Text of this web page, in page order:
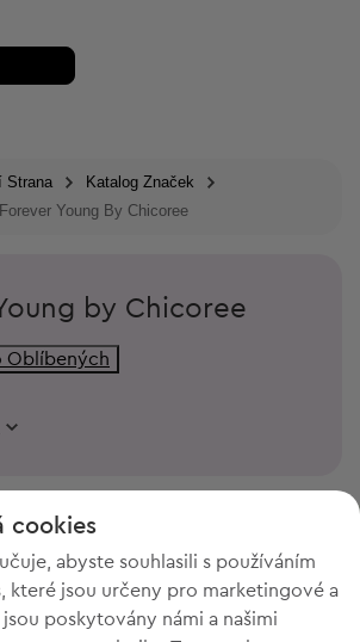
Strana
Katalog Značek
Forever Young By Chicoree
by Chicoree
Oblíbených
cookies
abyste souhlasili s používáním
které jsou určeny pro marketingové a
poskytovány námi a našimi